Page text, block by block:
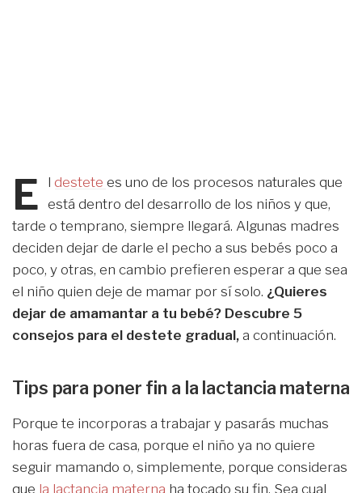
E ldestetees uno de los procesos naturales que
está dentro del desarrollo de los niños y que,
tarde o temprano, siempre llegará. Algunas madres
deciden dejar de darle el pecho a sus bebés poco a
poco, y otras, en cambio prefieren esperar a que sea
el niño quien deje de mamar por sí solo. ¿Quieres
dejar de amamantar a tu bebé? Descubre 5
consejos para el destete gradual, a continuación.
Tips para poner fin a la lactancia materna
Porque te incorporas a trabajar y pasarás muchas
horas fuera de casa, porque el niño ya no quiere
seguir mamando o, simplemente, porque consideras
que la lactancia materna ha tocado su fin. Sea cual